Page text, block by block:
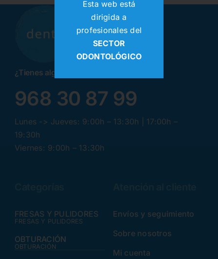
¿Tienes alguna pregunta? ¡Llamanos!
968 30 87 99
Lunes -> Jueves: 9:00h – 13:30h | 17:00h –
19:30h
Viernes: 9:00h – 13:30h
FRESAS Y PULIDORES
FRESAS Y PULIDORES
OBTURACIÓN
OBTURACIÓN
Envíos y seguimiento
Sobre nosotros
Mi cuenta
Esta web está
dirigida a
profesionales del
SECTOR
ODONTOLÓGICO